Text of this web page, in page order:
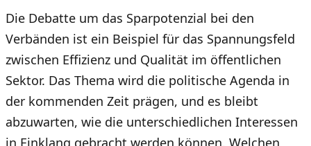
Die Debatte um das Sparpotenzial bei den
Verbänden ist ein Beispiel für das Spannungsfeld
zwischen Effizienz und Qualität im öffentlichen
Sektor. Das Thema wird die politische Agenda in
der kommenden Zeit prägen, und es bleibt
abzuwarten, wie die unterschiedlichen Interessen